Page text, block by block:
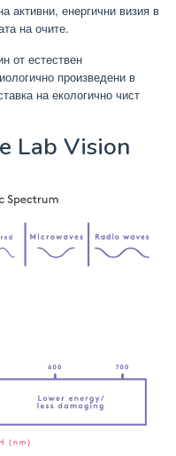
активни, енергични визия в
на очите.
от естествен
произведени в
на екологично чист
Lab Vision